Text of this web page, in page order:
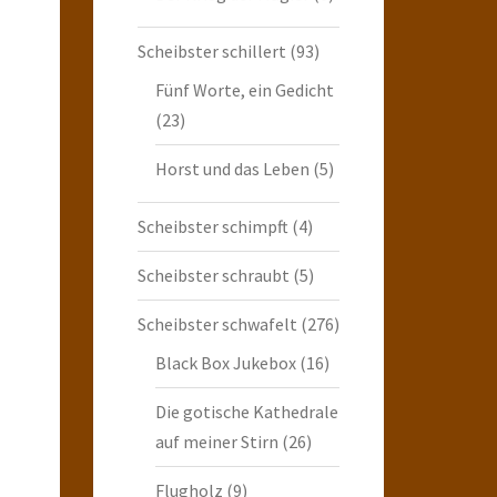
Scheibster schillert (93)
Fünf Worte, ein Gedicht
(23)
Horst und das Leben (5)
Scheibster schimpft (4)
Scheibster schraubt (5)
Scheibster schwafelt (276)
Black Box Jukebox(16)
Die gotische Kathedrale
auf meiner Stirn (26)
Flugholz (9)